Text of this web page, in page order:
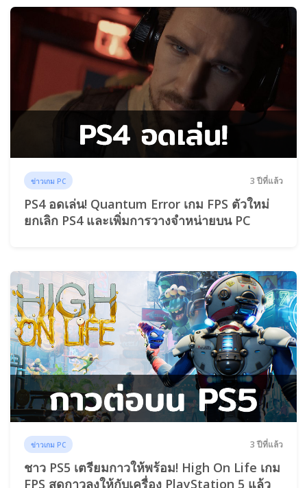
ข่าวเกม PC 3 ปีที่แล้ว
PS4 อดเล่น! Quantum Error เกม FPS ตัวใหม่
ยกเลิก PS4 และเพิ่มการวางจำหน่ายบน PC
ข่าวเกม PC 3 ปีที่แล้ว
ชาว PS5 เตรียมกาวให้พร้อม! High On Life เกม
FPS สุดกาวลงให้กับเครื่อง PlayStation 5 แล้ว